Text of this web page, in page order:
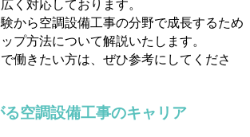
く対応しております。
から空調設備工事の分野で成長するため
プ方法について解説いたします。
働きたい方は、ぜひ参考にしてくださ
空調設備工事のキャリア